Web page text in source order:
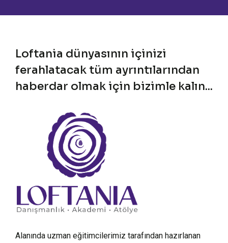
Loftania dünyasının içinizi
ferahlatacak tüm ayrıntılarından
haberdar olmak için bizimle kalın...
Alanında uzman eğitimcilerimiz tarafından hazırlanan